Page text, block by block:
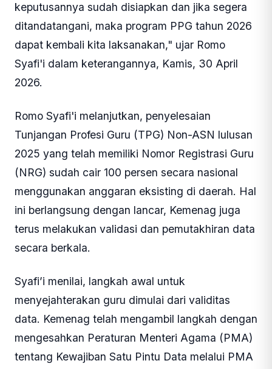
keputusannya sudah disiapkan dan jika segera
ditandatangani, maka program PPG tahun 2026
dapat kembali kita laksanakan," ujar Romo
Syafi'i dalam keterangannya, Kamis, 30 April
2026.
Romo Syafi'i melanjutkan, penyelesaian
Tunjangan Profesi Guru (TPG) Non-ASN lulusan
2025 yang telah memiliki Nomor Registrasi Guru
(NRG) sudah cair 100 persen secara nasional
menggunakan anggaran eksisting di daerah. Hal
ini berlangsung dengan lancar, Kemenag juga
terus melakukan validasi dan pemutakhiran data
secara berkala.
Syafi’i menilai, langkah awal untuk
menyejahterakan guru dimulai dari validitas
data. Kemenag telah mengambil langkah dengan
mengesahkan Peraturan Menteri Agama (PMA)
tentang Kewajiban Satu Pintu Data melalui PMA